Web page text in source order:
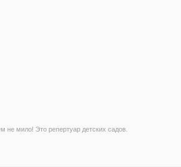
не мило! Это репертуар детских садов.